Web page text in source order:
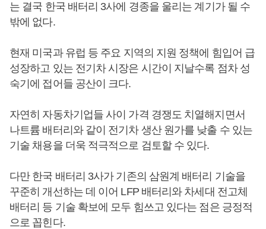
는 결국 한국 배터리 3사에 경종을 울리는 계기가 될 수
밖에 없다.
현재 미국과 유럽 등 주요 지역의 지원 정책에 힘입어 급
성장하고 있는 전기차 시장은 시간이 지날수록 점차 성
숙기에 접어들 공산이 크다.
자연히 자동차기업들 사이 가격 경쟁도 치열해지면서
나트륨 배터리와 같이 전기차 생산 원가를 낮출 수 있는
기술 채용을 더욱 적극적으로 검토할 수 있다.
다만 한국 배터리 3사가 기존의 삼원계 배터리 기술을
꾸준히 개선하는 데 이어 LFP 배터리와 차세대 전고체
배터리 등 기술 확보에 모두 힘쓰고 있다는 점은 긍정적
으로 꼽힌다.